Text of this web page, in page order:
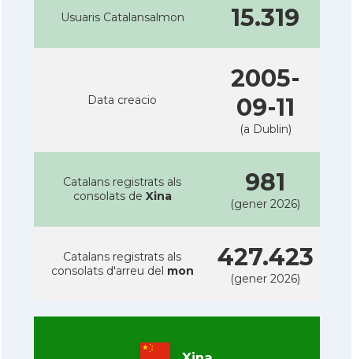
Usuaris Catalansalmon 15.319
Data creacio
2005-
09-11
(a Dublin)
Catalans registrats als
consolats de Xina 981
(gener 2026)
Catalans registrats als
consolats d'arreu del mon 427.423
(gener 2026)